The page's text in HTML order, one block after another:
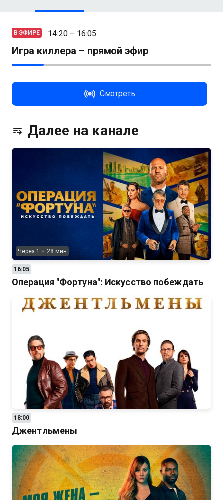
В ЭФИРЕ 14:20 – 16:05
Игра киллера – прямой эфир
Смотреть
Далее на канале
Через 1 ч 28 мин
16:05
Операция "Фортуна": Искусство побеждать
18:00
Джентльмены